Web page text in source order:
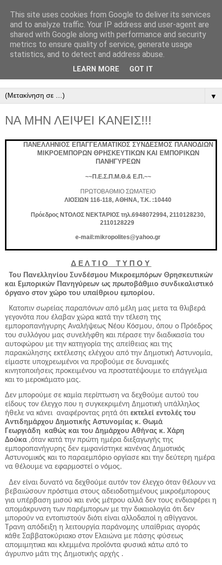
ΠΑΝΕΛΛΗΝΙΟΣ
ΣΥΝΔΕΣΜΟΣ
ΜΙΚΡΟΠΩΛΗΤΩΝ
▼
ΝΑ ΜΗΝ ΛΕΙΨΕΙ ΚΑΝΕΙΣ!!!
ΠΑΝΕΛΛΗΝΙΟΣ ΕΠΑΓΓΕΛΜΑΤΙΚΟΣ ΣΥΝΔΕΣΜΟΣ ΠΛΑΝΟΔΙΩΝ
ΜΙΚΡΟΕΜΠΟΡΩΝ ΘΡΗΣΚΕΥΤΙΚΩΝ ΚΑΙ ΕΜΠΟΡΙΚΩΝ
ΠΑΝΗΓΥΡΕΩΝ
~~Π.Ε.Σ.Π.Μ.Θ.& Ε.Π.~~
ΠΡΩΤΟΒΑΘΜΙΟ ΣΩΜΑΤΕΙΟ
ΛΙΟΣΙΩΝ 116-118, ΑΘΗΝΑ, Τ.Κ. :10440
Πρόεδρος ΝΤΟΛΟΣ ΝΕΚΤΑΡΙΟΣ τηλ.6948072994, 2110128230,
2110128229
e-mail :mikropolites@yahoo.gr
Δ Ε Λ Τ Ι Ο Τ Υ Π Ο Υ
Του Πανελληνίου Συνδέσμου Μικροεμπόρων Θρησκευτικών
και Εμπορικών Πανηγύρεων ως πρωτοβάθμιο συνδικαλιστικό
όργανο στον χώρο του υπαίθριου εμπορίου.
Κατοπιν σωρείας παραπόνων από μέλη μας μετα τα θλιβερά
γεγονότα που έλαβαν χώρα κατά την τέλεση της
εμποροπανήγυρης Αναλήψεως Νέου Κόσμου, όπου ο Πρόεδρος
του συλλόγου μας συνελήφθη και πέρασε την διαδικασία του
αυτοφώρου με την κατηγορία της απείθειας και της
παρακώλησης εκτέλεσης ελέγχου από την Δημοτική Αστυνομία,
είμαστε υποχρεωμένοι να προβούμε σε δυναμικές
κινητοποιήσεις προκειμένου να προστατέψουμε το επάγγελμα
και το μεροκάματο μας.
Δεν μπορούμε σε καμία περίπτωση να δεχθούμε αυτού του
είδους τον έλεγχο που η συγκεκριμένη Δημοτική υπάλληλος
ήθελε να κάνει αναφέροντας ρητά ότι εκτελεί εντολές του
Αντιδημάρχου Δημοτικής Αστυνομίας κ. Θωμά
Γεωργιάδη καθώς και του Δημάρχου Αθήνας κ. Χάρη
Δούκα,όταν κατά την πρώτη ημέρα διεξαγωγής της
εμποροπανήγυρης δεν εμφανίστηκε κανένας Δημοτικός
Αστυνομικός και το παραεμπόριο οργίασε και την δεύτερη ημέρα
να θέλουμε να εφαρμοστεί ο νόμος.
Δεν είναι δυνατό να δεχθούμε αυτόν τον έλεγχο όταν θέλουν να
βεβαιώσουν πρόστιμα στους αδειοδοτημένους μικροέμπορους
για υπέρβαση μισού και ενός μέτρου αλλά δεν τους ενδιαφέρει η
απομάκρυνση των παρέμπορων με την δικαιολογία ότι δεν
μπορούν να εντοπιστούν διότι είναι αλλοδαποί η αθίγγανοι.
Τρανη απόδειξη η λειτουργία παράνομης υπαίθριας αγοράς
κάθε Σαββατοκύριακο στον Ελαιώνα με πάσης φύσεως
απομιμητικα και κλεμμένα προϊόντα φυσικά κάτω από το
άγρυπνο μάτι της Δημοτικής αρχής .
This site uses cookies from Google to deliver its services
and to analyze traffic. Your IP address and user-agent are
shared with Google along with performance and security
metrics to ensure quality of service, generate usage
statistics, and to detect and address abuse.
LEARN MORE GOT IT